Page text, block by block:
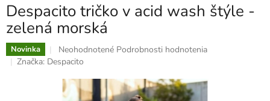
Despacito tričko v acid wash štýle -
zelená morská
Novinka
Priemerné
hodnotenie
je
0,0
Neohodnotené Podrobnosti hodnotenia
Značka: Despacito